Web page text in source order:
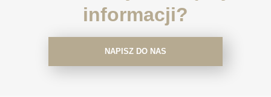
informacji?
NAPISZ DO NAS